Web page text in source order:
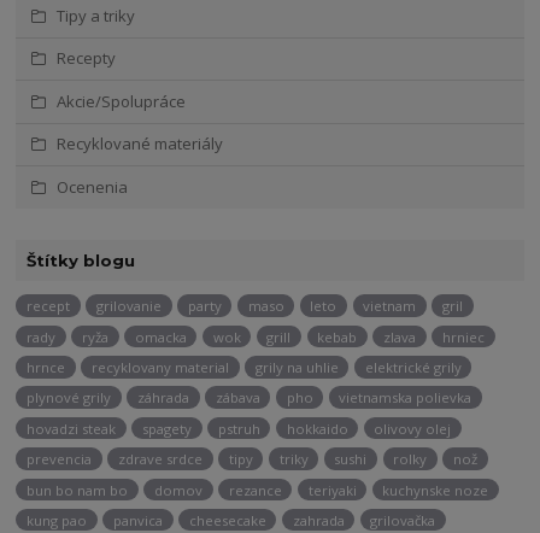
Tipy a triky
Recepty
Akcie/Spolupráce
Recyklované materiály
Ocenenia
Štítky blogu
recept grilovanie party maso leto vietnam
gril
rady
ryža omacka wok grill kebab zlava
hrniec
hrnce
recyklovany material grily na uhlie
elektrické grily
plynové grily
záhrada zábava pho
vietnamska polievka
hovadzi steak
spagety pstruh hokkaido
olivovy olej
prevencia
zdrave srdce tipy triky sushi rolky
nož
bun bo nam bo
domov rezance teriyaki
kuchynske noze
kung pao
panvica cheesecake zahrada
grilovačka